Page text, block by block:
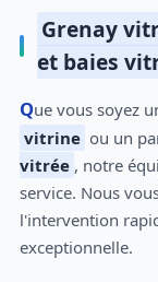
Grenay
et baies
Que vous soyez
vitrine ou un
vitrée , notre
service. Nous
l'intervention
exceptionnelle.